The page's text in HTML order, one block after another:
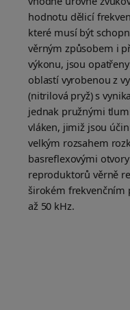
hodnotu dělicí
které musí být
věrným způsobem i
výkonu, jsou
oblastí vyrobenou z
(nitrilová pryž) s
jednak pružnými
vláken, jimiž jsou
velkým rozsahem
basreflexovými
reproduktorů věrně
širokém frekvenčním
až 50 kHz.